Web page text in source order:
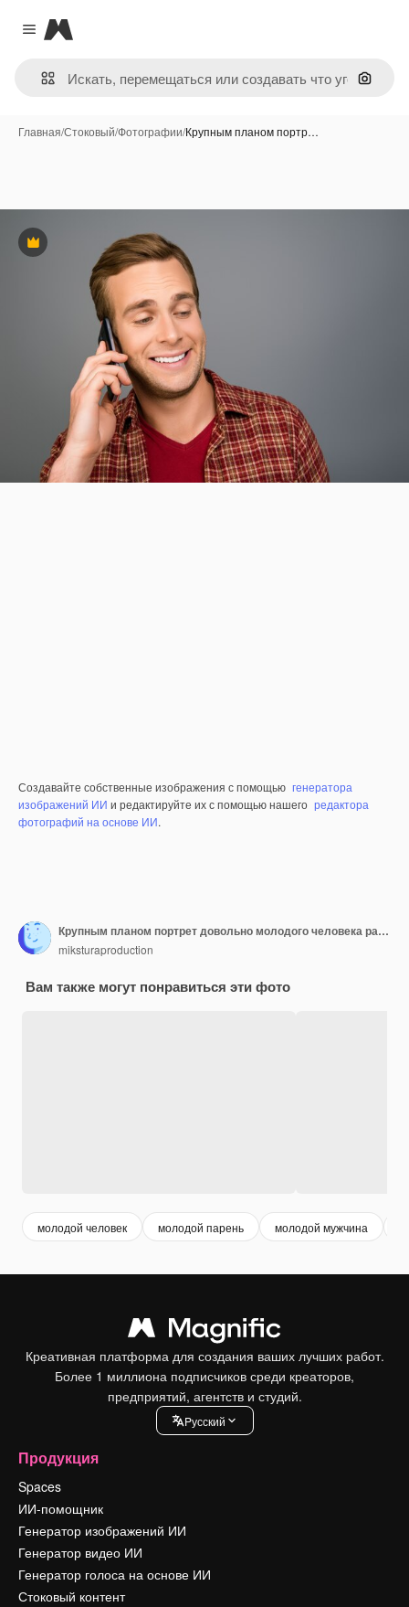
Close menu
Magnific
Поиск
Главная/Стоковый/Фотографии/Крупным планом портр…
Премиум
Создавайте собственные изображения с помощью генератора
изображений ИИ и редактируйте их с помощью нашего редактора
фотографий на основе ИИ.
Крупным планом портрет довольно молодого человека разговаривает на своем смартфоне
miksturaproduction
Вам также могут понравиться эти фото
молодой человек молодой парень молодой мужчина
Креативная платформа для создания ваших лучших работ.
Более 1 миллиона подписчиков среди креаторов,
предприятий, агентств и студий.
Pусский
Продукция
Spaces
ИИ-помощник
Генератор изображений ИИ
Генератор видео ИИ
Генератор голоса на основе ИИ
Стоковый контент